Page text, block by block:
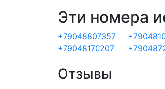
Эти номера
+79048807357
+79048170207
Отзывы